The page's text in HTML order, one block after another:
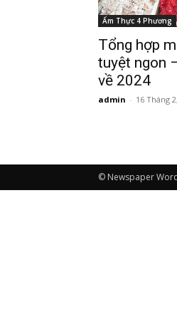
Ẩm Thực 4 Phương
Tổng hợp
tuyệt ngon
về 2024
admin - 16 Tháng
© Newspaper